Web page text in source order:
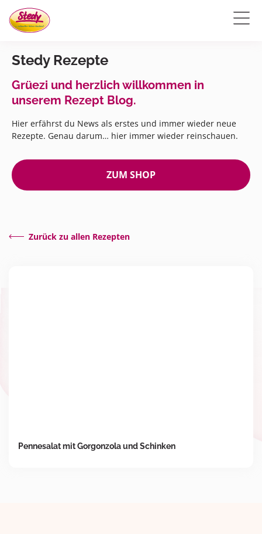
Stedy Rezepte
Grüezi und herzlich willkommen in
unserem Rezept Blog.
Hier erfährst du News als erstes und immer wieder neue
Rezepte. Genau darum… hier immer wieder reinschauen.
ZUM SHOP
Zurück zu allen Rezepten
Pennesalat mit Gorgonzola und Schinken